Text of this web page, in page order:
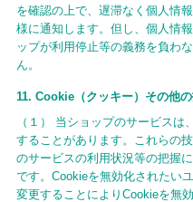
を確認の上で、遅滞なく個人情
様に通知します。但し、個人情
ップが利用停止等の義務を負わ
ん。
11. Cookie（クッキー）その他
（１） 当ショップのサービス
することがあります。これらの
のサービスの利用状況等の把握
です。Cookieを無効化されたい
変更することによりCookieを無